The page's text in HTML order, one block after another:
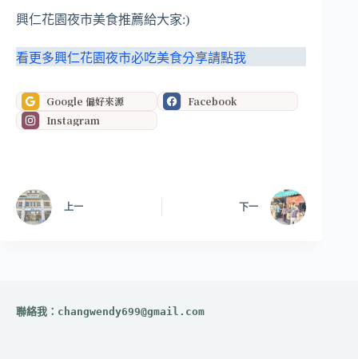
興仁花園夜市美食推薦給大家:)
看更多興仁花園夜市必吃美食分享請點我
Google 偏好來源
Facebook
Instagram
上一 下一
聯絡我： changwendy699@gmail.com